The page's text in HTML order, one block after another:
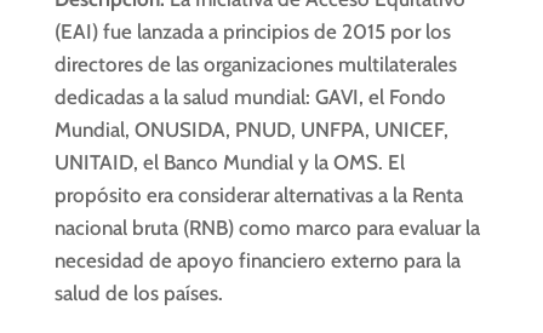
(EAI) fue lanzada a principios de 2015 por los
directores de las organizaciones multilaterales
dedicadas a la salud mundial: GAVI, el Fondo
Mundial, ONUSIDA, PNUD, UNFPA, UNICEF,
UNITAID, el Banco Mundial y la OMS. El
propósito era considerar alternativas a la Renta
nacional bruta (RNB) como marco para evaluar la
necesidad de apoyo financiero externo para la
salud de los países.